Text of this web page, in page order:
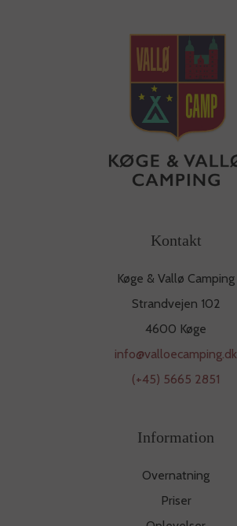
Kontakt
Køge & Vallø Camping
Strandvejen 102
4600 Køge
info@valloecamping.dk
(+45) 5665 2851
Information
Overnatning
Priser